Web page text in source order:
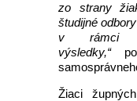
zo strany
študijné
v rámci
výsledky,“
Žiaci